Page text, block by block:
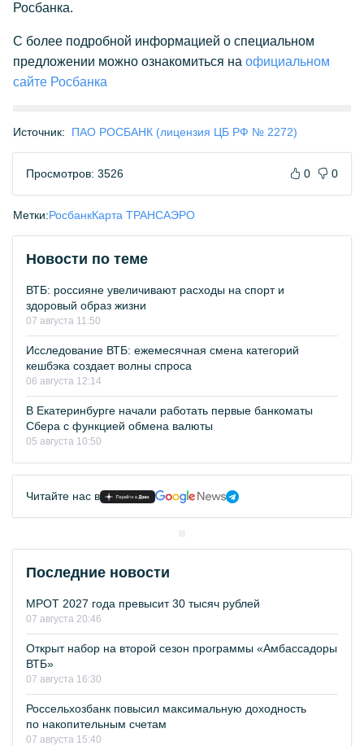
Росбанка.
С более подробной информацией о специальном
предложении можно ознакомиться на официальном
сайте Росбанка
Источник: ПАО РОСБАНК (лицензия ЦБ РФ № 2272)
Просмотров: 3526 0 0
Метки:РосбанкКарта ТРАНСАЭРО
Новости по теме
ВТБ: россияне увеличивают расходы на спорт и
здоровый образ жизни
07 августа 11:50
Исследование ВТБ: ежемесячная смена категорий
кешбэка создает волны спроса
06 августа 12:14
В Екатеринбурге начали работать первые банкоматы
Сбера с функцией обмена валюты
05 августа 10:50
Читайте нас в
Последние новости
МРОТ 2027 года превысит 30 тысяч рублей
07 августа 20:46
Открыт набор на второй сезон программы «Амбассадоры
ВТБ»
07 августа 16:30
Россельхозбанк повысил максимальную доходность
по накопительным счетам
07 августа 15:40